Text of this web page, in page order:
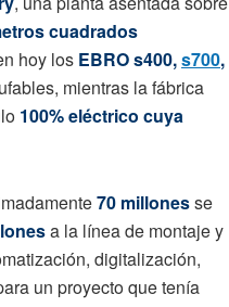
cuadrados
hoy los EBRO s400,s700,
mientras la fábrica
100% eléctrico cuya
70 millonesse
a la línea de montaje y
digitalización,
un proyecto que tenía